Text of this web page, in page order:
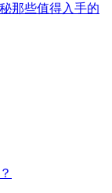
那些值得入手的